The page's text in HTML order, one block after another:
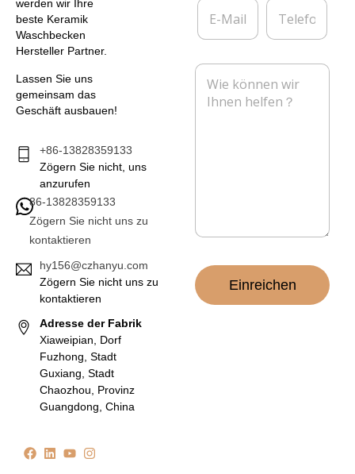
werden wir Ihre
beste Keramik
Waschbecken
Hersteller Partner.
Lassen Sie uns
gemeinsam das
Geschäft ausbauen!
+86-13828359133
Zögern Sie nicht, uns
anzurufen
86-13828359133
Zögern Sie nicht uns zu
kontaktieren
hy156@czhanyu.com
Zögern Sie nicht uns zu
kontaktieren
Adresse der Fabrik
Xiaweipian, Dorf
Fuzhong, Stadt
Guxiang, Stadt
Chaozhou, Provinz
Guangdong, China
h
n
E
M
i
T
l
f
o
n
N
Einreichen